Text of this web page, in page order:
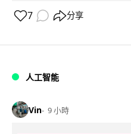
7 分享
人工智能
Vin 9 小時